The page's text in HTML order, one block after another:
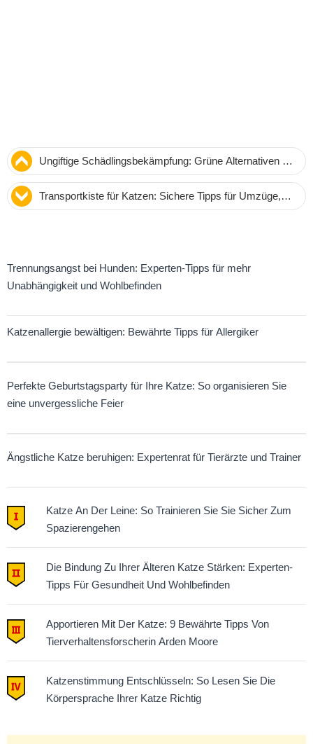
Ungiftige Schädlingsbekämpfung: Grüne Alternativen für
den Katzenhaushalt
Transportkiste für Katzen: Sichere Tipps für Umzüge,
Autoreisen und Flüge
Trennungsangst bei Hunden: Experten-Tipps für mehr
Unabhängigkeit und Wohlbefinden
Katzenallergie bewältigen: Bewährte Tipps für Allergiker
Perfekte Geburtstagsparty für Ihre Katze: So organisieren Sie
eine unvergessliche Feier
Ängstliche Katze beruhigen: Expertenrat für Tierärzte und Trainer
Katze An Der Leine: So Trainieren Sie Sie Sicher Zum
Spazierengehen
Die Bindung Zu Ihrer Älteren Katze Stärken: Experten-
Tipps Für Gesundheit Und Wohlbefinden
Apportieren Mit Der Katze: 9 Bewährte Tipps Von
Tierverhaltensforscherin Arden Moore
Katzenstimmung Entschlüsseln: So Lesen Sie Die
Körpersprache Ihrer Katze Richtig